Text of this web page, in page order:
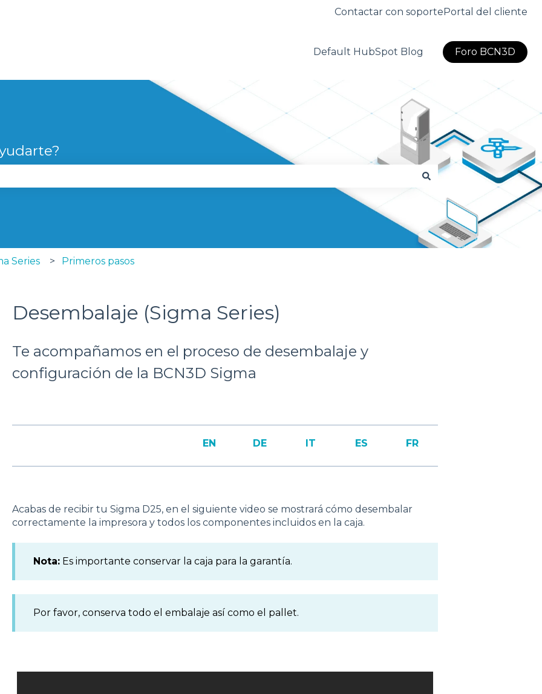
Contactar con soportePortal del cliente
Default HubSpot Blog Foro BCN3D
de búsqueda está vacío.
Series Primeros pasos
Desembalaje (Sigma Series)
Te acompañamos en el proceso de desembalaje y
configuración de la BCN3D Sigma
EN DE IT ES FR
Acabas de recibir tu Sigma D25, en el siguiente video se mostrará cómo desembalar
correctamente la impresora y todos los componentes incluidos en la caja.
Nota:Es importante conservar la caja para la garantía.
Por favor, conserva todo el embalaje así como el pallet.